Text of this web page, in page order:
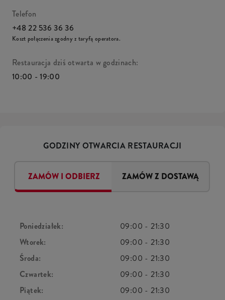
Telefon
+48 22 536 36 36
Koszt połączenia zgodny z taryfą operatora.
Restauracja dziś otwarta w godzinach:
10:00 - 19:00
GODZINY OTWARCIA RESTAURACJI
ZAMÓW I ODBIERZ ZAMÓW Z DOSTAWĄ
Poniedziałek: 09:00 -21:30
Wtorek:
09:00 -21:30
Środa:
09:00 -21:30
Czwartek:
09:00 -21:30
Piątek:
09:00 -21:30